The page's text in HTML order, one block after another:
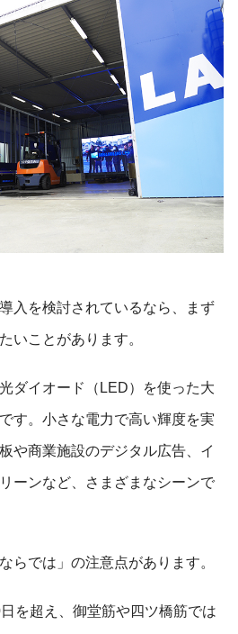
入を検討されているなら、まず
いことがあります。
ダイオード（LED）を使った大
す。小さな電力で高い輝度を実
や商業施設のデジタル広告、イ
ーンなど、さまざまなシーンで
らでは」の注意点があります。
を超え、御堂筋や四ツ橋筋では